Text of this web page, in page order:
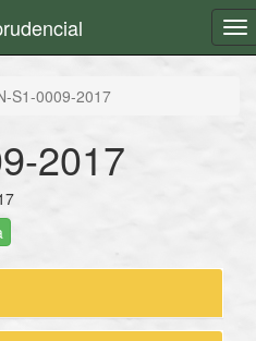
S1-0009-2017
2017